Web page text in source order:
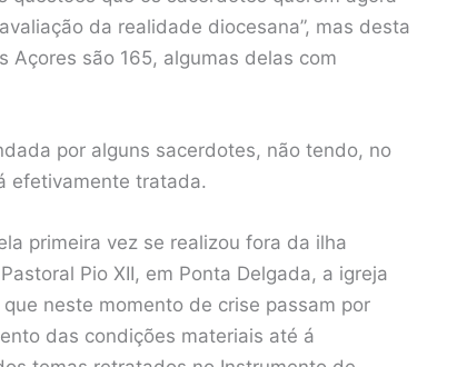
da realidade diocesana”, mas desta
Açores são 165, algumas delas com
por alguns sacerdotes, não tendo, no
efetivamente tratada.
primeira vez se realizou fora da ilha
Pio XII, em Ponta Delgada, a igreja
neste momento de crise passam por
das condições materiais até á